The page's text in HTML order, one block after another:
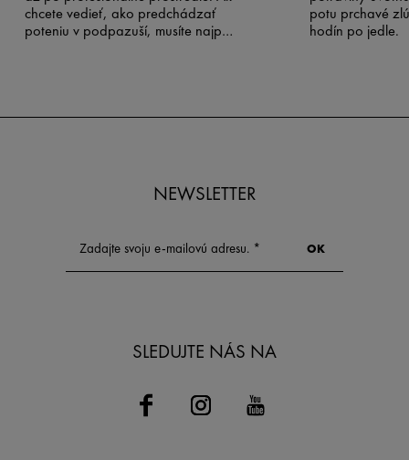
chcete vedieť, ako predchádzať
poteniu v podpazuší, musíte najprv
potu prchavé
hodín po jedle.
NEWSLETTER
SLEDUJTE NÁS NA